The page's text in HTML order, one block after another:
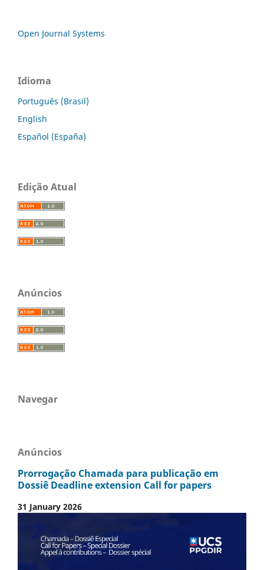
Open Journal Systems
Idioma
Português (Brasil)
English
Español (España)
Edição Atual
Anúncios
Navegar
Anúncios
Prorrogação Chamada para publicação em
Dossiê Deadline extension Call for papers
31 January 2026